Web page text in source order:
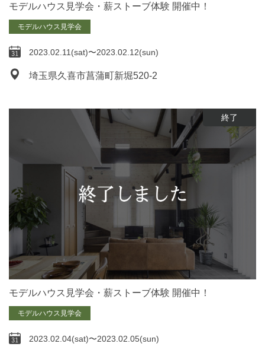
モデルハウス見学会・薪ストーブ体験 開催中！
モデルハウス見学会
2023.02.11(sat)〜2023.02.12(sun)
埼玉県久喜市菖蒲町新堀520-2
終了
モデルハウス見学会・薪ストーブ体験 開催中！
モデルハウス見学会
2023.02.04(sat)〜2023.02.05(sun)